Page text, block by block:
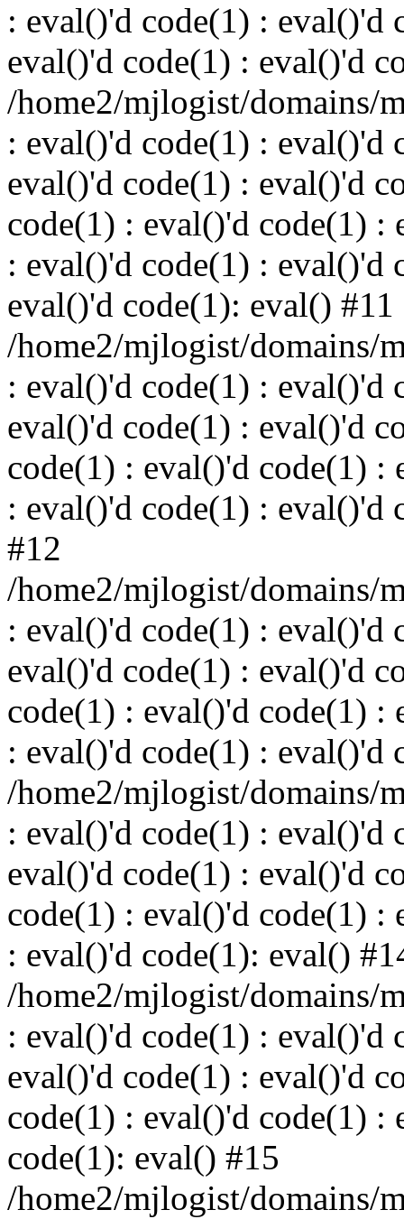
: eval()'d code(1) : eval()'d
eval()'d code(1) : eval()'d
/home2/mjlogist/domains/
: eval()'d code(1) : eval()'d
eval()'d code(1) : eval()'d
code(1) : eval()'d code(1) :
: eval()'d code(1) : eval()'d
eval()'d code(1): eval() #11
/home2/mjlogist/domains/
: eval()'d code(1) : eval()'d
eval()'d code(1) : eval()'d
code(1) : eval()'d code(1) :
: eval()'d code(1) : eval()'d
#12
/home2/mjlogist/domains/
: eval()'d code(1) : eval()'d
eval()'d code(1) : eval()'d
code(1) : eval()'d code(1) :
: eval()'d code(1) : eval()'d
/home2/mjlogist/domains/
: eval()'d code(1) : eval()'d
eval()'d code(1) : eval()'d
code(1) : eval()'d code(1) :
: eval()'d code(1): eval()
/home2/mjlogist/domains/
: eval()'d code(1) : eval()'d
eval()'d code(1) : eval()'d
code(1) : eval()'d code(1) :
code(1): eval() #15
/home2/mjlogist/domains/